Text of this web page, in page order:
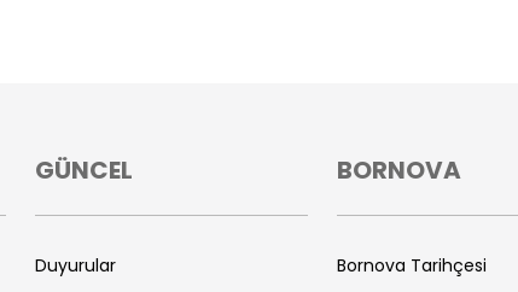
GÜNCEL
Duyurular
BORNOVA
Bornova Tarihçesi